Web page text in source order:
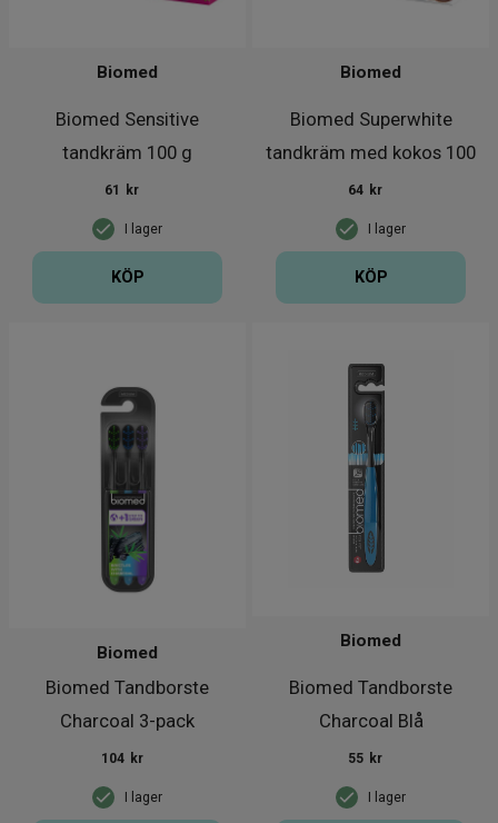
Biomed Sensitive
tandkräm 100 g
Biomed
I lager
61 kr
KÖP
Biomed Superwhite
tandkräm med kokos 100
g
Biomed
I lager
64 kr
KÖP
Biomed Tandborste
Charcoal 3-pack
Biomed
I lager
104 kr
Biomed Tandborste
Charcoal Blå
Biomed
I lager
55 kr